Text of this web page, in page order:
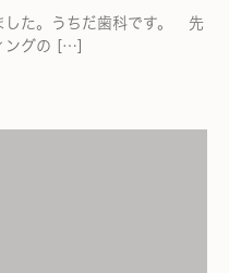
した。うちだ歯科です。 先
ングの […]